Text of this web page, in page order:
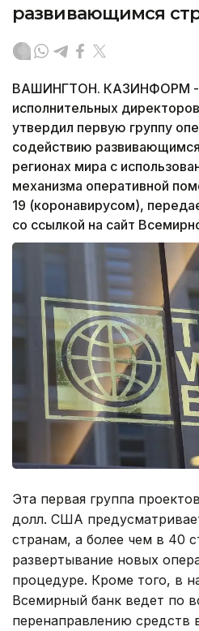
развивающимся
ВАШИНГТОН. КАЗИНФОРМ -
исполнительных
утвердил первую группу
содействию
регионах мира с
механизма оперативной
19 (коронавирусом),
со ссылкой на сайт
Эта первая группа
долл. США
странам, а более чем в 40
развертывание новых
процедуре. Кроме того, в
Всемирный банк ведет по
перенаправлению средств